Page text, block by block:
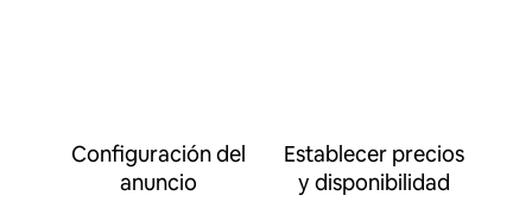
Configuración del
anuncio
Establecer precios
y disponibilidad